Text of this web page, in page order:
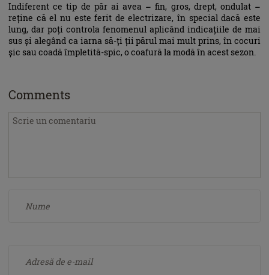
Indiferent ce tip de păr ai avea – fin, gros, drept, ondulat –
reține că el nu este ferit de electrizare, în special dacă este
lung, dar poți controla fenomenul aplicând indicațiile de mai
sus și alegând ca iarna să-ți ții părul mai mult prins, în cocuri
șic sau coadă împletită-spic, o coafură la modă în acest sezon.
Comments